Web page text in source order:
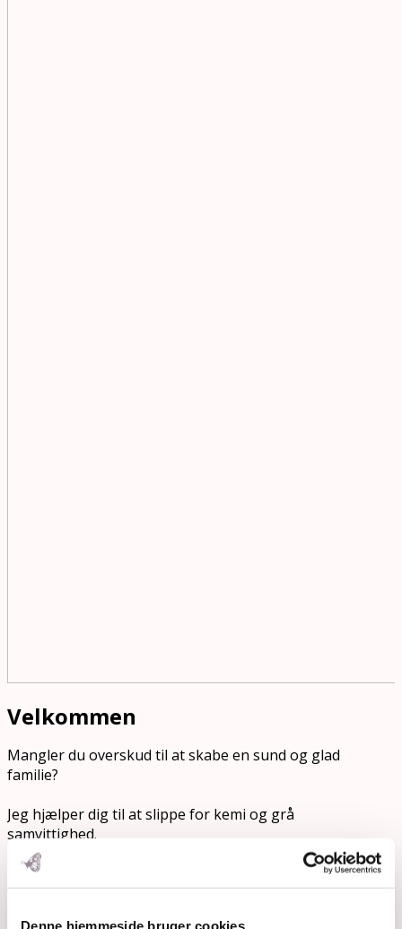
Denne hjemmeside bruger cookies
Velkommen
Mangler du overskud til at skabe en sund og glad
familie?
Jeg hjælper dig til at slippe for kemi og grå
samvittighed.
Lad mig inspirere dig til at få tid til hverdagslykke i
familien og give dit barn æblekinder på en ny måde.